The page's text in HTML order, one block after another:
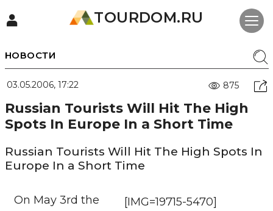
TOURDOM.RU
НОВОСТИ
03.05.2006, 17:22 875
Russian Tourists Will Hit The High
Spots In Europe In a Short Time
Russian Tourists Will Hit The High Spots In
Europe In a Short Time
[IMG=19715-5470]
On May 3rd the